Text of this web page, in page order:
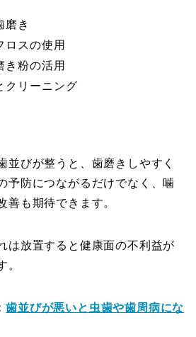
磨き
ロスの使用
き粉の活用
クリーニング
並びが整うと、歯磨きしやすく
予防につながるだけでなく、噛
善も期待できます。
は放置すると健康面の不利益が
。
歯並びが悪いと虫歯や歯周病にな